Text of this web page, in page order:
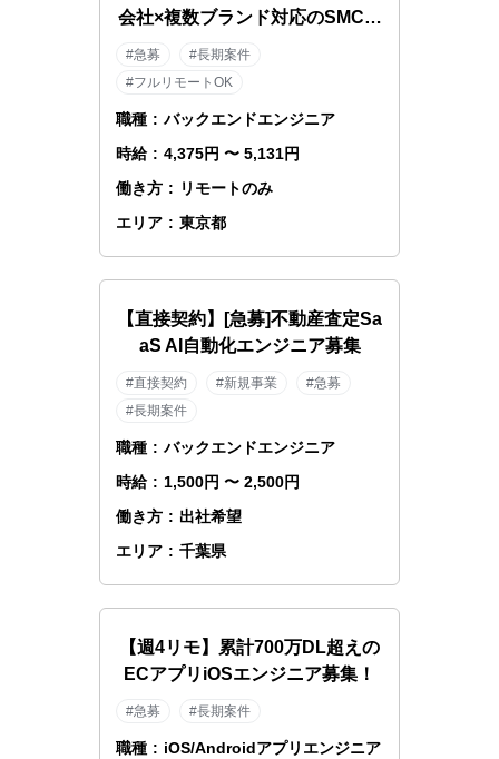
会社×複数ブランド対応のSMCエ
ンジニア
#急募
#長期案件
#フルリモートOK
職種 : バックエンドエンジニア
時給 : 4,375円 〜 5,131円
働き方 : リモートのみ
エリア : 東京都
【直接契約】[急募]不動産査定Sa
aS AI自動化エンジニア募集
#直接契約 #新規事業
#急募
#長期案件
職種 : バックエンドエンジニア
時給 : 1,500円 〜 2,500円
働き方 : 出社希望
エリア : 千葉県
【週4リモ】累計700万DL超えの
ECアプリiOSエンジニア募集！
#急募 #長期案件
職種 : iOS/Androidアプリエンジニア